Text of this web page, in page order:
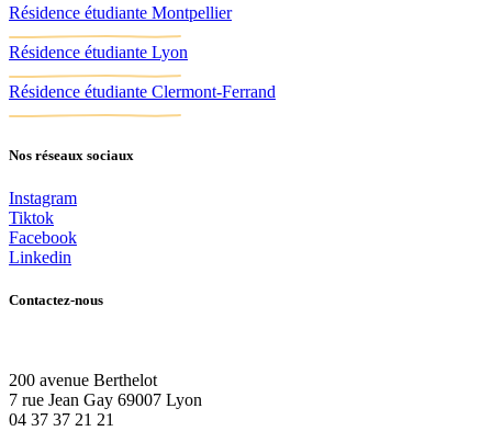
Résidence étudiante Montpellier
Résidence étudiante Lyon
Résidence étudiante Clermont-Ferrand
Nos réseaux sociaux
Instagram
Tiktok
Facebook
Linkedin
Contactez-nous
200 avenue Berthelot
7 rue Jean Gay 69007 Lyon
04 37 37 21 21